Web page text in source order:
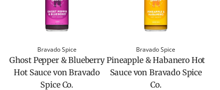
i
s
Bravado Spice
Ghost Pepper & Blueberry
Hot Sauce von Bravado
Spice Co.
Bravado Spice
Pineapple & Habanero Hot
Sauce von Bravado Spice
Co.